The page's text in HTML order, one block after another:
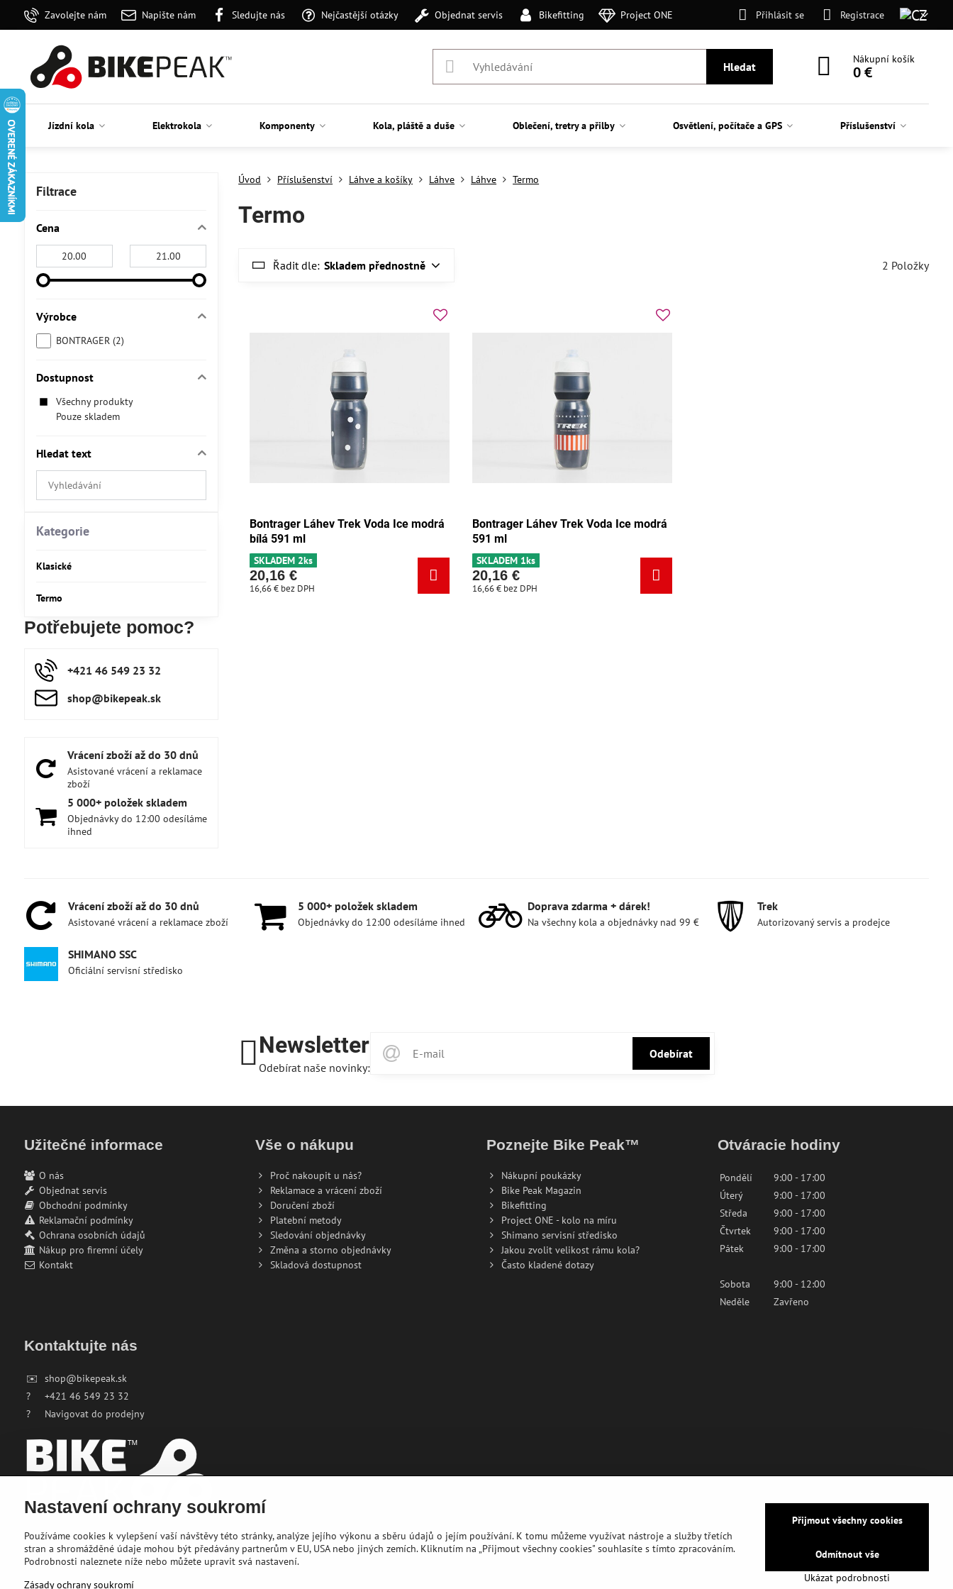
Zavolejte nám Napište nám Sledujte nás Nejčastější otázky Objednat servis Bikefitting Project ONE Přihlásit se Registrace
Hledat
Nákupní košík
0 €
Jízdní kola Elektrokola Komponenty Kola, pláště a duše Oblečení, tretry a přilby Osvětlení, počítače a GPS Příslušenství
Úvod Příslušenství Láhve a košíky Láhve Láhve Termo
Termo
Řadit dle: Skladem přednostně 2 Položky
Bontrager Láhev Trek Voda Ice modrá
bílá 591 ml
SKLADEM 2ks
20,16 €
16,66 € bez DPH
Bontrager Láhev Trek Voda Ice modrá
591 ml
SKLADEM 1ks
20,16 €
16,66 € bez DPH
Filtrace
Cena
Výrobce
BONTRAGER (2)
Dostupnost
Všechny produkty
Pouze skladem
Hledat text
Prohledat
výsledky
fulltextem
Potřebujete pomoc?
+421 46 549 23 32
shop​@bikepeak​.sk
Vrácení zboží až do 30 dnů
Asistované vrácení a reklamace
zboží
5 000+ položek skladem
Objednávky do 12:00 odesíláme
ihned
Kategorie
Klasické
Termo
Vrácení zboží až do 30 dnů
Asistované vrácení a reklamace zboží
5 000+ položek skladem
Objednávky do 12:00 odesíláme ihned
Doprava zdarma + dárek!
Na všechny kola a objednávky nad 99 €
Trek
Autorizovaný servis a prodejce
SHIMANO SSC
Oficiální servisní středisko
Newsletter
Odebírat naše novinky:
Odebírat
Užitečné informace
O nás
Objednat servis
Obchodní podmínky
Reklamační podmínky
Ochrana osobních údajů
Nákup pro firemní účely
Kontakt
Vše o nákupu
Proč nakoupit u nás?
Reklamace a vrácení zboží
Doručení zboží
Platební metody
Sledování objednávky
Změna a storno objednávky
Skladová dostupnost
Poznejte Bike Peak™
Nákupní poukázky
Bike Peak Magazin
Bikefitting
Project ONE - kolo na míru
Shimano servisní středisko
Jakou zvolit velikost rámu kola?
Často kladené dotazy
Otváracie hodiny
Pondělí
9:00 - 17:00
Úterý
9:00 - 17:00
Středa
9:00 - 17:00
Čtvrtek
9:00 - 17:00
Pátek
9:00 - 17:00
Sobota
9:00 - 12:00
Neděle
Zavřeno
Kontaktujte nás
✉️
shop@bikepeak.sk
?
+421 46 549 23 32
?
Navigovat do prodejny
Nastavení ochrany soukromí
Používáme cookies k vylepšení vaší návštěvy této stránky, analýze jejího výkonu a sběru údajů o jejím používání. K tomu můžeme využívat nástroje a služby třetích
stran a shromážděné údaje mohou být předávány partnerům v EU, USA nebo jiných zemích. Kliknutím na „Přijmout všechny cookies" souhlasíte s tímto zpracováním.
Podrobnosti naleznete níže nebo můžete upravit svá nastavení.
Zásady ochrany soukromí
Ukázat podrobnosti
Přijmout všechny cookies
Odmítnout vše